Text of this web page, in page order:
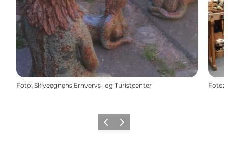
Foto: Skiveegnens Erhvervs- og Turistcenter Foto:
Vorherige Folie
Nächste Folie